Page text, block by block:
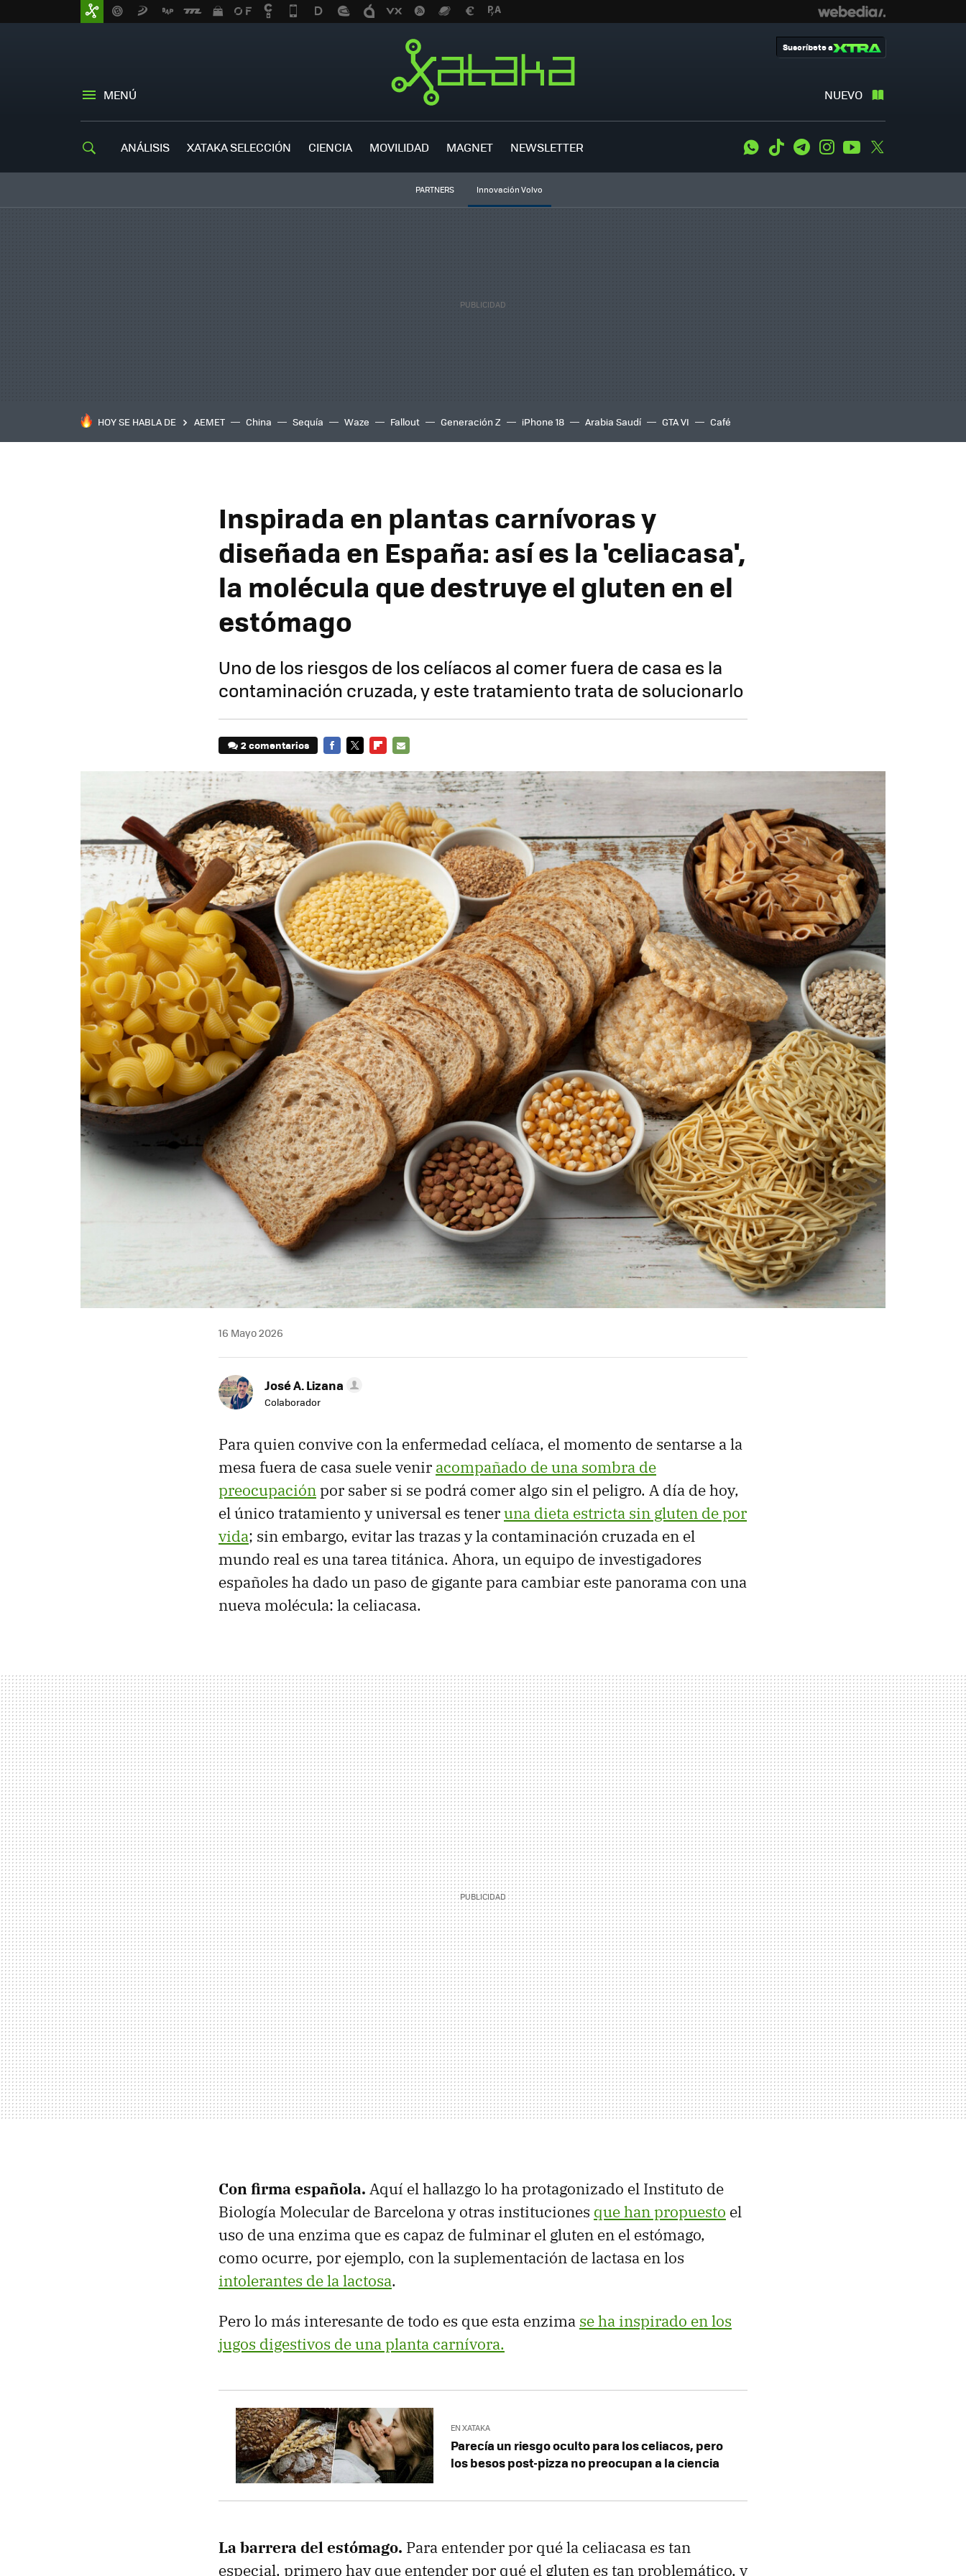
MENÚ NUEVO
Suscríbete a
ANÁLISIS XATAKA SELECCIÓN CIENCIA MOVILIDAD MAGNET NEWSLETTER WhatsApp
Tiktok TelegramInstagramYoutube
PARTNERS Innovación Volvo
HOY SE HABLA DE AEMET China Sequía Waze Fallout Generación Z iPhone 18 Arabia Saudí GTA VI Café
Inspirada en plantas carnívoras y
diseñada en España: así es la 'celiacasa',
la molécula que destruye el gluten en el
estómago
Uno de los riesgos de los celíacos al comer fuera de casa es la
contaminación cruzada, y este tratamiento trata de solucionarlo
2 comentarios
MAIL
16 Mayo 2026
José A. Lizana
Colaborador
Para quien convive con la enfermedad celíaca, el momento de sentarse a la
mesa fuera de casa suele venir acompañado de una sombra de
preocupaciónpor saber si se podrá comer algo sin el peligro. A día de hoy,
el único tratamiento y universal es teneruna dieta estricta sin gluten de por
vida; sin embargo, evitar las trazas y la contaminación cruzada en el
mundo real es una tarea titánica. Ahora, un equipo de investigadores
españoles ha dado un paso de gigante para cambiar este panorama con una
nueva molécula: la celiacasa.
Con firma española. Aquí el hallazgo lo ha protagonizado el Instituto de
Biología Molecular de Barcelona y otras instituciones que han propuesto el
uso de una enzima que es capaz de fulminar el gluten en el estómago,
como ocurre, por ejemplo, con la suplementación de lactasa en los
intolerantes de la lactosa.
Pero lo más interesante de todo es que esta enzima se ha inspirado en los
jugos digestivos de una planta carnívora.
EN XATAKA
Parecía un riesgo oculto para los celiacos, pero
los besos post-pizza no preocupan a la ciencia
La barrera del estómago. Para entender por qué la celiacasa es tan
especial, primero hay que entender por qué el gluten es tan problemático, y